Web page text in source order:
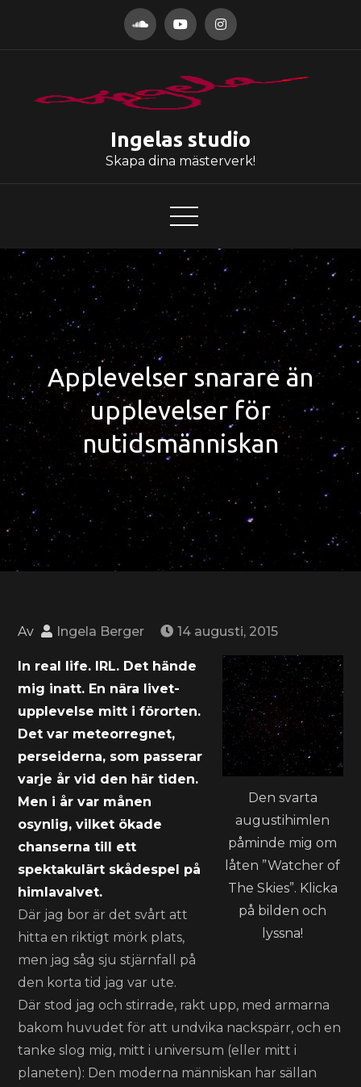
Ingelas studio
Skapa dina mästerverk!
Applevelser snarare än
upplevelser för
nutidsmänniskan
Av Ingela Berger 14 augusti, 2015
Den svarta
augustihimlen
påminde mig om
låten ”Watcher of
The Skies”. Klicka
på bilden och
lyssna!
In real life. IRL. Det hände
mig inatt. En nära livet-
upplevelse mitt i förorten.
Det var meteorregnet,
perseiderna, som passerar
varje år vid den här tiden.
Men i år var månen
osynlig, vilket ökade
chanserna till ett
spektakulärt skådespel på
himlavalvet.
Där jag bor är det svårt att
hitta en riktigt mörk plats,
men jag såg sju stjärnfall på
den korta tid jag var ute.
Där stod jag och stirrade, rakt upp, med armarna
bakom huvudet för att undvika nackspärr, och en
tanke slog mig, mitt i universum (eller mitt i
planeten): Den moderna människan har sällan